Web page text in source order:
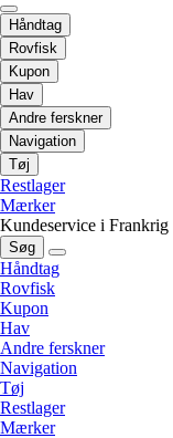
Håndtag
Rovfisk
Kupon
Hav
Andre ferskner
Navigation
Tøj
Restlager
Mærker
Kundeservice i Frankrig
Søg
Håndtag
Rovfisk
Kupon
Hav
Andre ferskner
Navigation
Tøj
Restlager
Mærker